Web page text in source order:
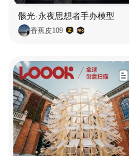
骸光·永夜思想者手办模型
香蕉皮109